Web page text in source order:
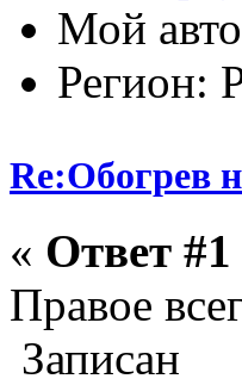
Мой
Регион:
Re:Обогрев
« Ответ #1
Правое
Записан